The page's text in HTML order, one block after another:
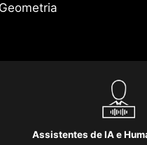
Assistentes de IA e